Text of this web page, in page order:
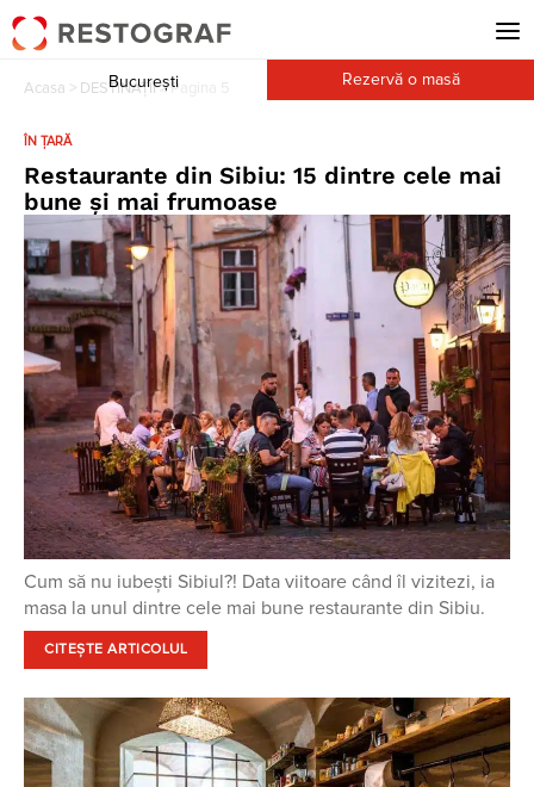
București Rezervă o masă
Acasa DESTINAȚII >Pagina 5
ÎN ȚARĂ
Restaurante din Sibiu: 15 dintre cele mai
bune și mai frumoase
Cum să nu iubești Sibiul?! Data viitoare când îl vizitezi, ia
masa la unul dintre cele mai bune restaurante din Sibiu.
CITEȘTE ARTICOLUL